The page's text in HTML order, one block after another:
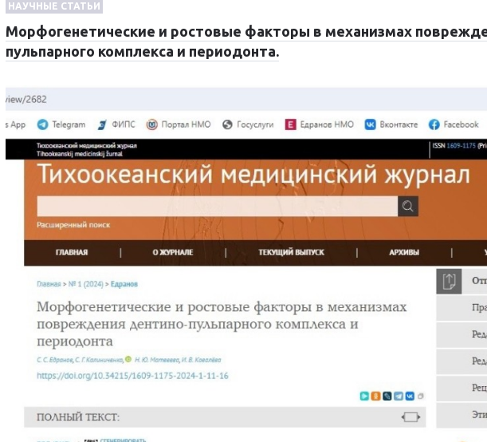
НАУЧНЫЕ СТАТЬИ
Морфогенетические и ростовые факторы в механизмах
пульпарного комплекса и периодонта.